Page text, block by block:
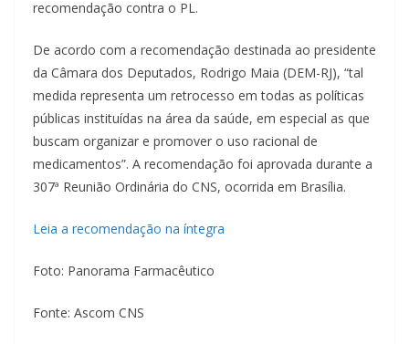
recomendação contra o PL.
De acordo com a recomendação destinada ao presidente
da Câmara dos Deputados, Rodrigo Maia (DEM-RJ), “tal
medida representa um retrocesso em todas as políticas
públicas instituídas na área da saúde, em especial as que
buscam organizar e promover o uso racional de
medicamentos”. A recomendação foi aprovada durante a
307ª Reunião Ordinária do CNS, ocorrida em Brasília.
Leia a recomendação na íntegra
Foto: Panorama Farmacêutico
Fonte: Ascom CNS